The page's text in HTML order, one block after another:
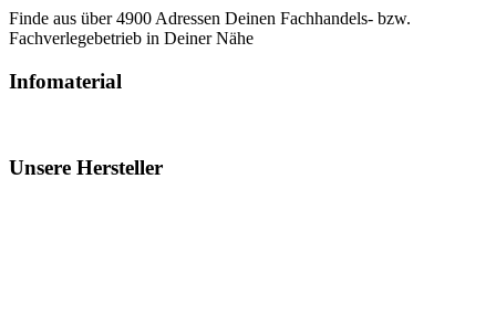
Finde aus über 4900 Adressen Deinen Fachhandels- bzw.
Fachverlegebetrieb in Deiner Nähe
Infomaterial
Unsere Hersteller